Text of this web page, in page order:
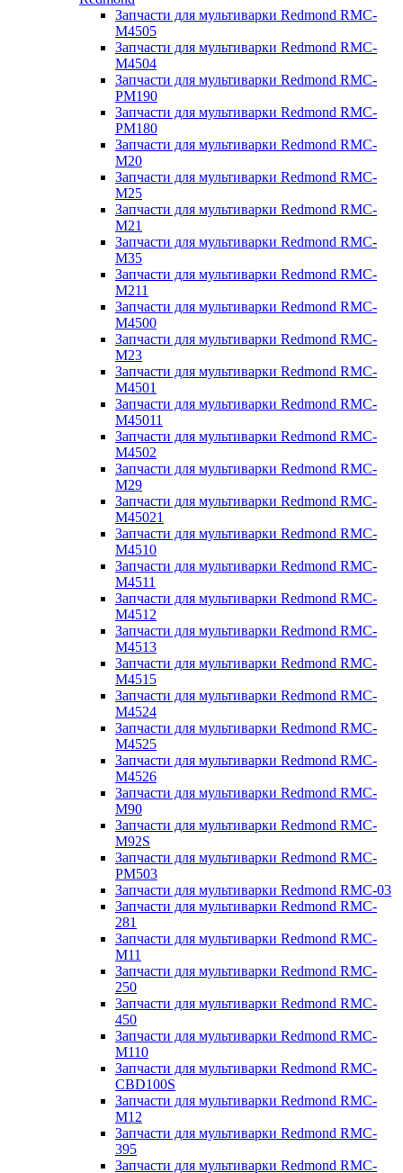
Запчасти для мультиварки Redmond RMC-
M4505
Запчасти для мультиварки Redmond RMC-
M4504
Запчасти для мультиварки Redmond RMC-
PM190
Запчасти для мультиварки Redmond RMC-
PM180
Запчасти для мультиварки Redmond RMC-
M20
Запчасти для мультиварки Redmond RMC-
M25
Запчасти для мультиварки Redmond RMC-
M21
Запчасти для мультиварки Redmond RMC-
M35
Запчасти для мультиварки Redmond RMC-
M211
Запчасти для мультиварки Redmond RMC-
M4500
Запчасти для мультиварки Redmond RMC-
M23
Запчасти для мультиварки Redmond RMC-
M4501
Запчасти для мультиварки Redmond RMC-
M45011
Запчасти для мультиварки Redmond RMC-
M4502
Запчасти для мультиварки Redmond RMC-
M29
Запчасти для мультиварки Redmond RMC-
M45021
Запчасти для мультиварки Redmond RMC-
M4510
Запчасти для мультиварки Redmond RMC-
M4511
Запчасти для мультиварки Redmond RMC-
M4512
Запчасти для мультиварки Redmond RMC-
M4513
Запчасти для мультиварки Redmond RMC-
M4515
Запчасти для мультиварки Redmond RMC-
M4524
Запчасти для мультиварки Redmond RMC-
M4525
Запчасти для мультиварки Redmond RMC-
M4526
Запчасти для мультиварки Redmond RMC-
M90
Запчасти для мультиварки Redmond RMC-
M92S
Запчасти для мультиварки Redmond RMC-
PM503
Запчасти для мультиварки Redmond RMC-03
Запчасти для мультиварки Redmond RMC-
281
Запчасти для мультиварки Redmond RMC-
M11
Запчасти для мультиварки Redmond RMC-
250
Запчасти для мультиварки Redmond RMC-
450
Запчасти для мультиварки Redmond RMC-
M110
Запчасти для мультиварки Redmond RMC-
CBD100S
Запчасти для мультиварки Redmond RMC-
M12
Запчасти для мультиварки Redmond RMC-
395
Запчасти для мультиварки Redmond RMC-